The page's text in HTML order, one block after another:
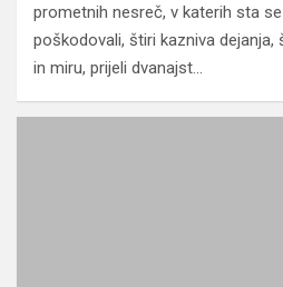
prometnih nesreč, v katerih sta
poškodovali, štiri kazniva dejanja,
in miru, prijeli dvanajst…